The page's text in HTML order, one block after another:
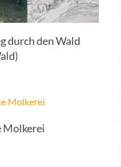
durch den Wald
Molkerei